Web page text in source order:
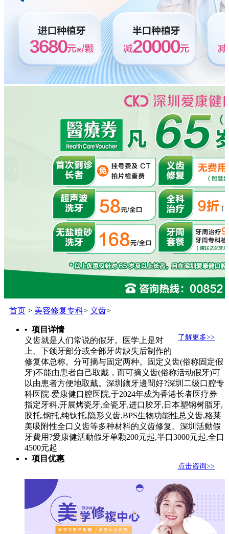
首页 > 美容修复专科> 义齿>
• 项目详情
了解更多>>
义齿就是人们常说的假牙。医学上是对
上、下颌牙部分或全部牙齿缺失后制作的
修复体总称。分可摘与固定两种。固定义齿(俗称固定假
牙)不能由患者自己取戴，而可摘义齿(俗称活动假牙)可
以由患者方便地取戴。深圳鑲牙邊間好?深圳二级口腔专
科医院-爱康健口腔医院,于2024年成为香港长者医疗券
指定牙科,开展烤瓷牙,全瓷牙,进口胶牙,日本塑钢树脂牙,
胶托,钢托,纯钛托,隐形义齿,BPS生物功能性总义齿,格莱
美吸附性全口义齿等多种材料的义齿修复。深圳活動假
牙費用?愛康健活動假牙单颗200元起,半口3000元起,全口
4500元起
• 项目优惠
点击咨询>>